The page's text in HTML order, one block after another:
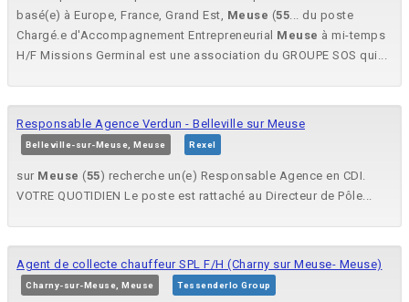
basé(e) à Europe, France, Grand Est, Meuse (55... du poste
Chargé.e d'Accompagnement Entrepreneurial Meuse à mi-temps
H/F Missions Germinal est une association du GROUPE SOS qui...
Responsable Agence Verdun - Belleville sur Meuse
Belleville-sur-Meuse, Meuse Rexel
sur Meuse (55) recherche un(e) Responsable Agence en CDI.
VOTRE QUOTIDIEN Le poste est rattaché au Directeur de Pôle...
Agent de collecte chauffeur SPL F/H (Charny sur Meuse- Meuse)
Charny-sur-Meuse, Meuse Tessenderlo Group